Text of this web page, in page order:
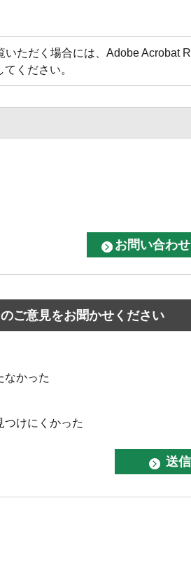
いただく場合には、Adobe Acrobat
ください。
ご意見をお聞かせください
なかった
つけにくかった